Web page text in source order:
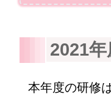
2021
本年度の研修